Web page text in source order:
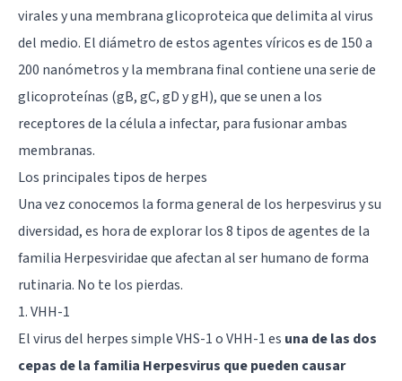
virales y una membrana glicoproteica que delimita al virus
del medio. El diámetro de estos agentes víricos es de 150 a
200 nanómetros y la membrana final contiene una serie de
glicoproteínas (gB, gC, gD y gH), que se unen a los
receptores de la célula a infectar, para fusionar ambas
membranas.
Los principales tipos de herpes
Una vez conocemos la forma general de los herpesvirus y su
diversidad, es hora de explorar los 8 tipos de agentes de la
familia Herpesviridae que afectan al ser humano de forma
rutinaria. No te los pierdas.
1. VHH-1
El virus del herpes simple VHS-1 o VHH-1 es una de las dos
cepas de la familia Herpesvirus que pueden causar